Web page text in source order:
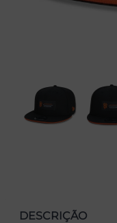
DESCRIÇÃO